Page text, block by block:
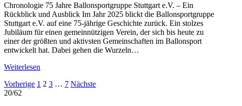
Chronologie 75 Jahre Ballonsportgruppe Stuttgart e.V. – Ein
Rückblick und Ausblick Im Jahr 2025 blickt die Ballonsportgruppe
Stuttgart e.V. auf eine 75-jährige Geschichte zurück. Ein stolzes
Jubiläum für einen gemeinnützigen Verein, der sich bis heute zu
einer der größten und aktivsten Gemeinschaften im Ballonsport
entwickelt hat. Dabei gehen die Wurzeln…
Weiterlesen
Seitennummerierung
der
Vorherige 1 2 3 … 7 Nächste
20/62